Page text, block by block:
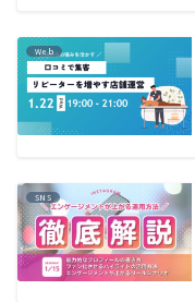
Web
SNS